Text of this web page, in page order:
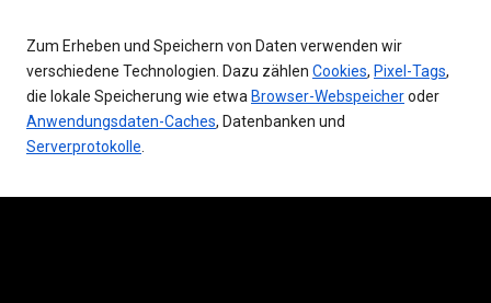
Zum Erheben und Speichern von Daten verwenden wir
verschiedene Technologien. Dazu zählen Cookies, Pixel-Tags,
die lokale Speicherung wie etwa Browser-Webspeicheroder
Anwendungsdaten-Caches, Datenbanken und
Serverprotokolle